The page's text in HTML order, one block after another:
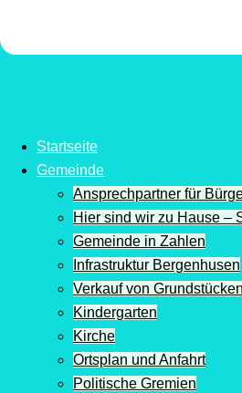
Startseite
Gemeinde
Ansprechpartner für
Hier sind wir zu Hause –
Gemeinde in Zahlen
Infrastruktur Bergenhusen
Verkauf von Grundstücken
Kindergarten
Kirche
Ortsplan und Anfahrt
Politische Gremien